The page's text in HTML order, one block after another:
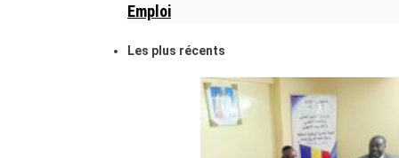
Emploi
Les plus récents